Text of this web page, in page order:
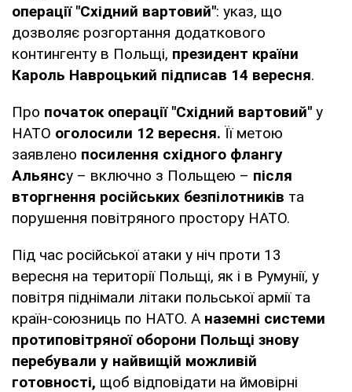
операції "Східний вартовий": указ, що
дозволяє розгортання додаткового
контингенту в Польщі, президент країни
Кароль Навроцький підписав 14 вересня.
Про початок операції "Східний вартовий" у
НАТО оголосили 12 вересня. Її метою
заявлено посилення східного флангу
Альянсу – включно з Польщею – після
вторгнення російських безпілотників та
порушення повітряного простору НАТО.
Під час російської атаки у ніч проти 13
вересня на території Польщі, як і в Румунії, у
повітря піднімали літаки польської армії та
країн-союзниць по НАТО. А наземні системи
протиповітряної оборони Польщі знову
перебували у найвищій можливій
готовності, щоб відповідати на ймовірні